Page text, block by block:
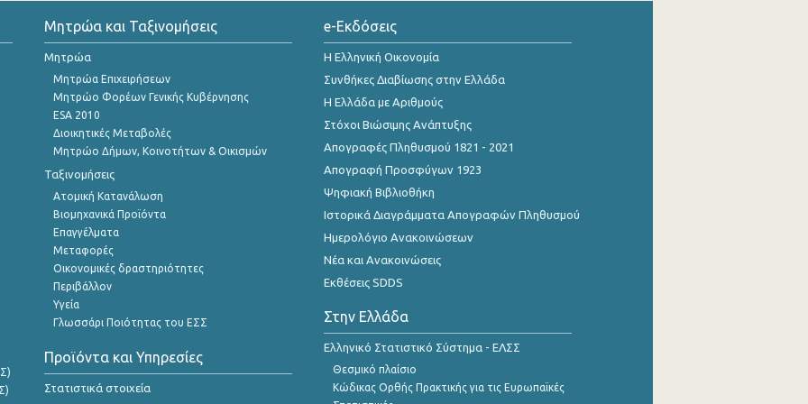
Μητρώα και Ταξινομήσεις
Μητρώα
Μητρώα Επιχειρήσεων
Μητρώο Φορέων Γενικής Κυβέρνησης
ESA 2010
Διοικητικές Μεταβολές
Μητρώο Δήμων, Κοινοτήτων & Οικισμών
Ταξινομήσεις
Ατομική Κατανάλωση
Βιομηχανικά Προϊόντα
Επαγγέλματα
Μεταφορές
Οικονομικές δραστηριότητες
Περιβάλλον
Υγεία
Γλωσσάρι Ποιότητας του ΕΣΣ
Προϊόντα και Υπηρεσίες
Στατιστικά στοιχεία
e-Εκδόσεις
Η Ελληνική Οικονομία
Συνθήκες Διαβίωσης στην Ελλάδα
Η Ελλάδα με Αριθμούς
Στόχοι Βιώσιμης Ανάπτυξης
Απογραφές Πληθυσμού 1821 - 2021
Απογραφή Προσφύγων 1923
Ψηφιακή Βιβλιοθήκη
Ιστορικά Διαγράμματα Απογραφών Πληθυσμού
Ημερολόγιο Ανακοινώσεων
Νέα και Ανακοινώσεις
Εκθέσεις SDDS
Στην Ελλάδα
Ελληνικό Στατιστικό Σύστημα - ΕΛΣΣ
Θεσμικό πλαίσιο
Κώδικας Ορθής Πρακτικής για τις Ευρωπαϊκές